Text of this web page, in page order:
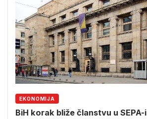
EKONOMIJA
BiH korak bliže članstvu u SEPA-i